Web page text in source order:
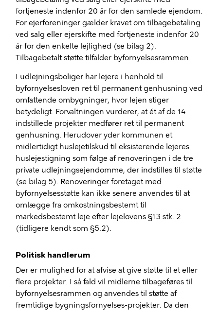
fortjeneste indenfor 20 år for den samlede ejendom.
For ejerforeninger gælder kravet om tilbagebetaling
ved salg eller ejerskifte med fortjeneste indenfor 20
år for den enkelte lejlighed (se bilag 2).
Tilbagebetalt støtte tilfalder byfornyelsesrammen.
I udlejningsboliger har lejere i henhold til
byfornyelsesloven ret til permanent genhusning ved
omfattende ombygninger, hvor lejen stiger
betydeligt. Forvaltningen vurderer, at ét af de 14
indstillede projekter medfører ret til permanent
genhusning. Herudover yder kommunen et
midlertidigt huslejetilskud til eksisterende lejeres
huslejestigning som følge af renoveringen i de tre
private udlejningsejendomme, der indstilles til støtte
(se bilag 5). Renoveringer foretaget med
byfornyelsesstøtte kan ikke senere anvendes til at
omlægge fra omkostningsbestemt til
markedsbestemt leje efter lejelovens §13 stk. 2
(tidligere kendt som §5.2).
Politisk handlerum
Der er mulighed for at afvise at give støtte til et eller
flere projekter. I så fald vil midlerne tilbageføres til
byfornyelsesrammen og anvendes til støtte af
fremtidige bygningsfornyelses-projekter. Da den